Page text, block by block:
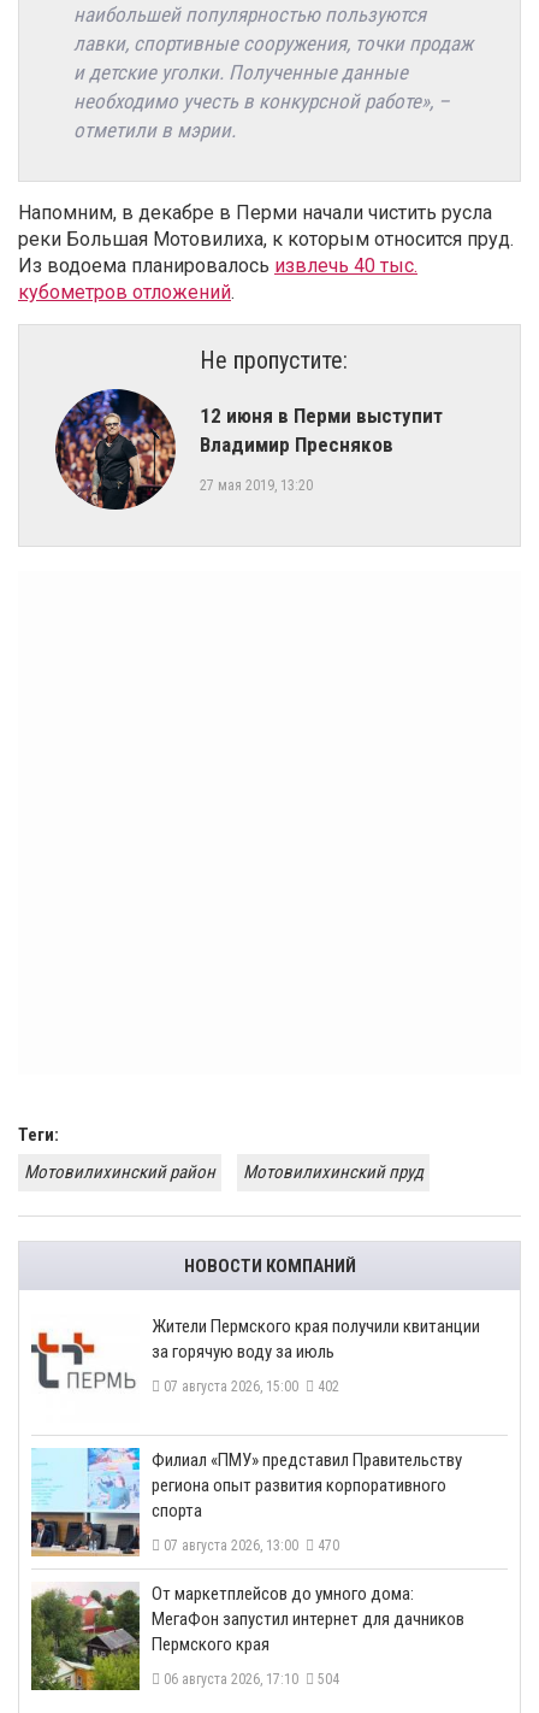
наибольшей популярностью пользуются
лавки, спортивные сооружения, точки продаж
и детские уголки. Полученные данные
необходимо учесть в конкурсной работе», –
отметили в мэрии.
Напомним, в декабре в Перми начали чистить русла
реки Большая Мотовилиха, к которым относится пруд.
Из водоема планировалось извлечь 40 тыс.
кубометров отложений.
Не пропустите:
12 июня в Перми выступит
Владимир Пресняков
27 мая 2019, 13:20
Теги:
Мотовилихинский район
Мотовилихинский пруд
НОВОСТИ КОМПАНИЙ
​Жители Пермского края получили квитанции
за горячую воду за июль
07 августа 2026, 15:00 402
​Филиал «ПМУ» представил Правительству
региона опыт развития корпоративного
спорта
07 августа 2026, 13:00 470
От маркетплейсов до умного дома:
МегаФон запустил интернет для дачников
Пермского края
06 августа 2026, 17:10 504